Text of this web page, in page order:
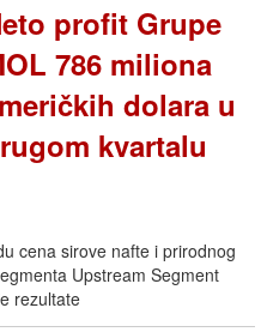
profit Grupe
786 miliona
dolara u
kvartalu
cena sirove nafte i prirodnog
Upstream Segment
rezultate